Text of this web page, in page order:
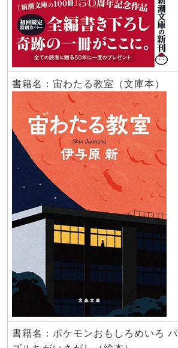
書籍名：宙わたる教室（文庫本）
書籍名：ポケモンおもしろめいろ パ